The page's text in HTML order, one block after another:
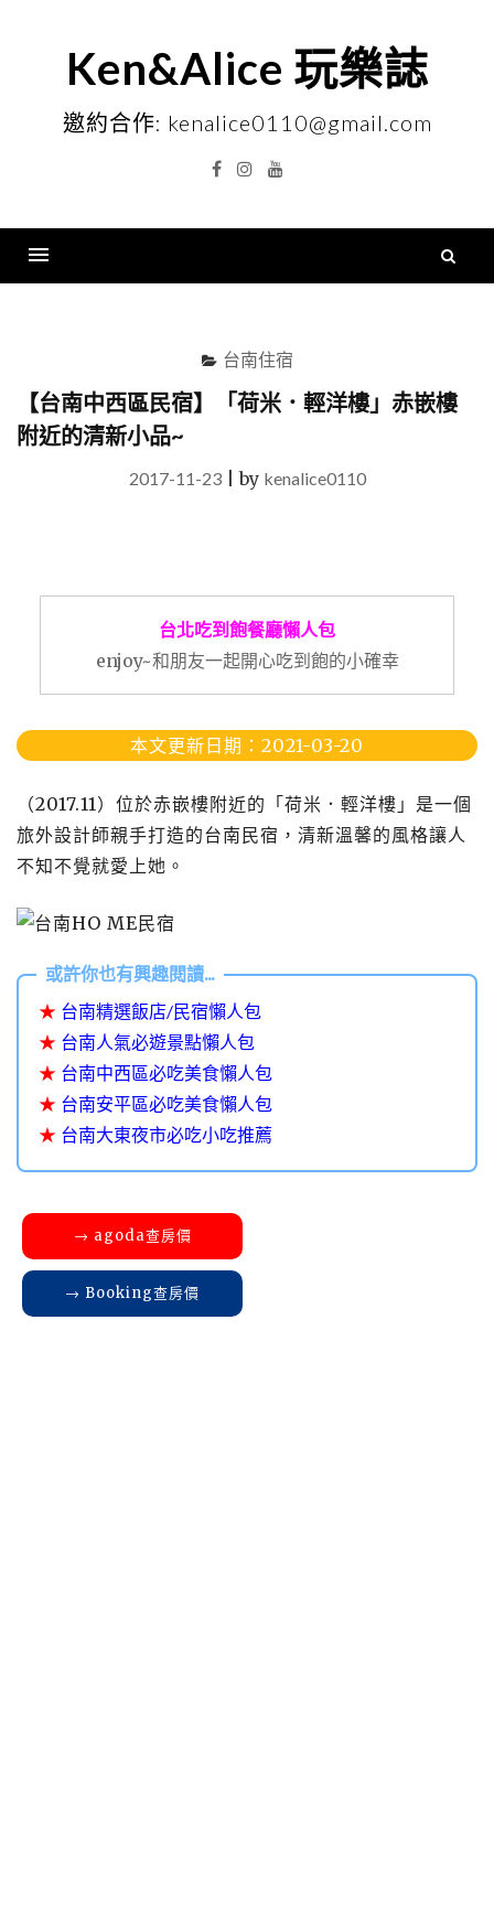
Ken&Alice 玩樂誌
邀約合作: kenalice0110@gmail.com
FacebookInstagramYouTube
台南住宿
【台南中西區民宿】「荷米．輕洋樓」赤嵌樓
附近的清新小品~
2017-11-23|by kenalice0110
台北吃到飽餐廳懶人包
enjoy~和朋友一起開心吃到飽的小確幸
本文更新日期：2021-03-20
（2017.11）位於赤嵌樓附近的「荷米．輕洋樓」是一個
旅外設計師親手打造的台南民宿，清新溫馨的風格讓人
不知不覺就愛上她。
★ 台南精選飯店/民宿懶人包
★ 台南人氣必遊景點懶人包
★ 台南中西區必吃美食懶人包
★ 台南安平區必吃美食懶人包
★ 台南大東夜市必吃小吃推薦
→ agoda查房價
→ Booking查房價